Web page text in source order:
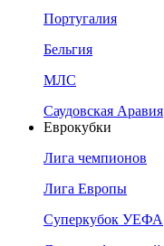
Португалия
Бельгия
МЛС
Саудовская Аравия
Еврокубки
Лига чемпионов
Лига Европы
Суперкубок УЕФА